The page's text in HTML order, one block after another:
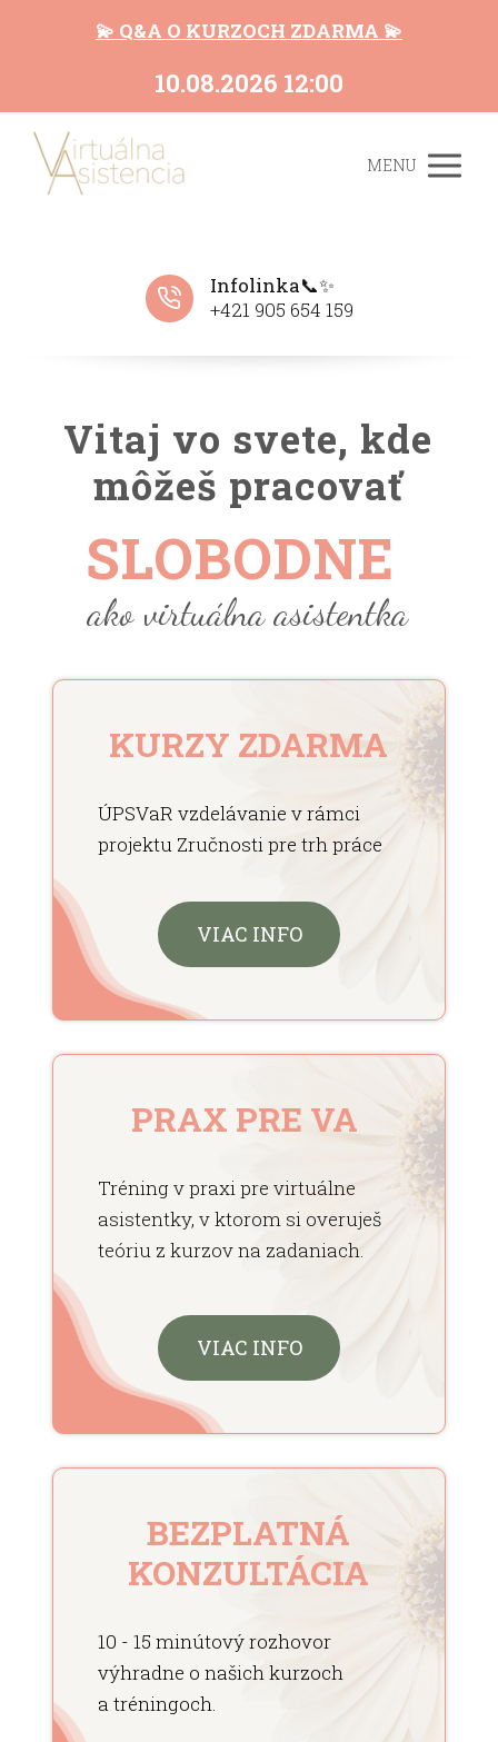
💫 Q&A O KURZOCH ZDARMA 💫
10.08.2026 12:00
MENU
Infolinka📞✨
+421 905 654 159
Vitaj vo svete, kde
môžeš pracovať
SLOBODNE
ako virtuálna asistentka
KURZY ZDARMA
ÚPSVaR vzdelávanie v rámci
projektu Zručnosti pre trh práce
VIAC INFO
PRAX PRE VA
Tréning v praxi pre virtuálne
asistentky, v ktorom si overuješ
teóriu z kurzov na zadaniach.
VIAC INFO
BEZPLATNÁ
KONZULTÁCIA
10 - 15 minútový rozhovor
výhradne o našich kurzoch
a tréningoch.